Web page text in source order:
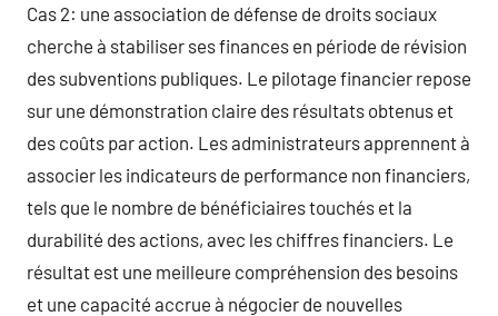
Cas 2: une association de défense de droits sociaux
cherche à stabiliser ses finances en période de révision
des subventions publiques. Le pilotage financier repose
sur une démonstration claire des résultats obtenus et
des coûts par action. Les administrateurs apprennent à
associer les indicateurs de performance non financiers,
tels que le nombre de bénéficiaires touchés et la
durabilité des actions, avec les chiffres financiers. Le
résultat est une meilleure compréhension des besoins
et une capacité accrue à négocier de nouvelles